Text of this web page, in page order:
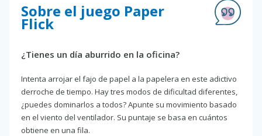
Sobre el juego Paper
Flick
¿Tienes un día aburrido en la oficina?
Intenta arrojar el fajo de papel a la papelera en este adictivo
derroche de tiempo. Hay tres modos de dificultad diferentes,
¿puedes dominarlos a todos? Apunte su movimiento basado
en el viento del ventilador. Su puntaje se basa en cuántos
obtiene en una fila.